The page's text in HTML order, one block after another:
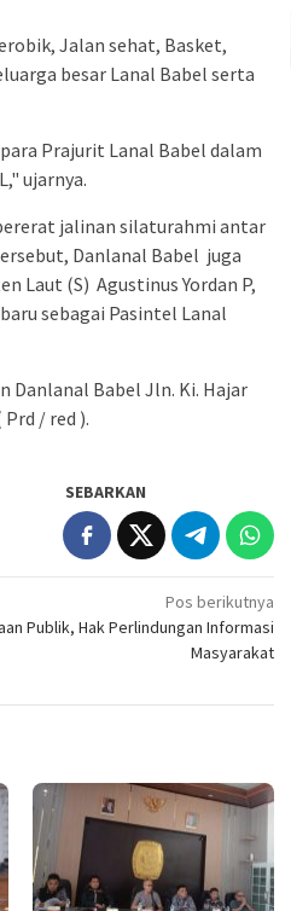
Jalan sehat, Basket,
besar Lanal Babel serta
Prajurit Lanal Babel dalam
ujarnya.
jalinan silaturahmi antar
Danlanal Babel juga
Laut (S) Agustinus Yordan P,
sebagai Pasintel Lanal
Danlanal Babel Jln. Ki. Hajar
/ red ).
SEBARKAN
Pos berikutnya
Publik, Hak Perlindungan Informasi
Masyarakat